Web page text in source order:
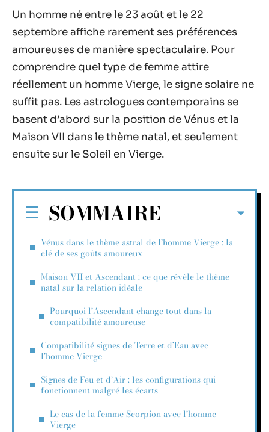
Un homme né entre le 23 août et le 22
septembre affiche rarement ses préférences
amoureuses de manière spectaculaire. Pour
comprendre quel type de femme attire
réellement un homme Vierge, le signe solaire ne
suffit pas. Les astrologues contemporains se
basent d’abord sur la position de Vénus et la
Maison VII dans le thème natal, et seulement
ensuite sur le Soleil en Vierge.
SOMMAIRE
Vénus dans le thème astral de l’homme Vierge : la
clé de ses goûts amoureux
Maison VII et Ascendant : ce que révèle le thème
natal sur la relation idéale
Pourquoi l’Ascendant change tout dans la
compatibilité amoureuse
Compatibilité signes de Terre et d’Eau avec
l’homme Vierge
Signes de Feu et d’Air : les configurations qui
fonctionnent malgré les écarts
Le cas de la femme Scorpion avec l’homme
Vierge